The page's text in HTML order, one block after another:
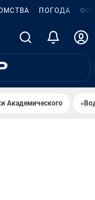
ПОГОДА
Академического